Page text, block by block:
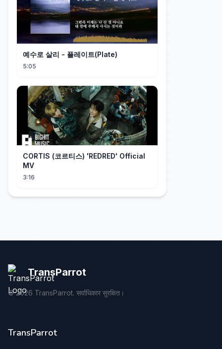
예수로 살리 - 플레이트(Plate)
5:05
CORTIS (코르티스) 'REDRED' Official
MV
3:16
TransParrot
©2026 TransParrot. सर्वाधिकार सुरक्षित।
TransParrot